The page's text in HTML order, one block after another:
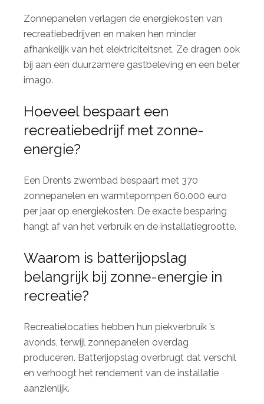
Zonnepanelen verlagen de energiekosten van
recreatiebedrijven en maken hen minder
afhankelijk van het elektriciteitsnet. Ze dragen ook
bij aan een duurzamere gastbeleving en een beter
imago.
Hoeveel bespaart een
recreatiebedrijf met zonne-
energie?
Een Drents zwembad bespaart met 370
zonnepanelen en warmtepompen 60.000 euro
per jaar op energiekosten. De exacte besparing
hangt af van het verbruik en de installatiegrootte.
Waarom is batterijopslag
belangrijk bij zonne-energie in
recreatie?
Recreatielocaties hebben hun piekverbruik ’s
avonds, terwijl zonnepanelen overdag
produceren. Batterijopslag overbrugt dat verschil
en verhoogt het rendement van de installatie
aanzienlijk.